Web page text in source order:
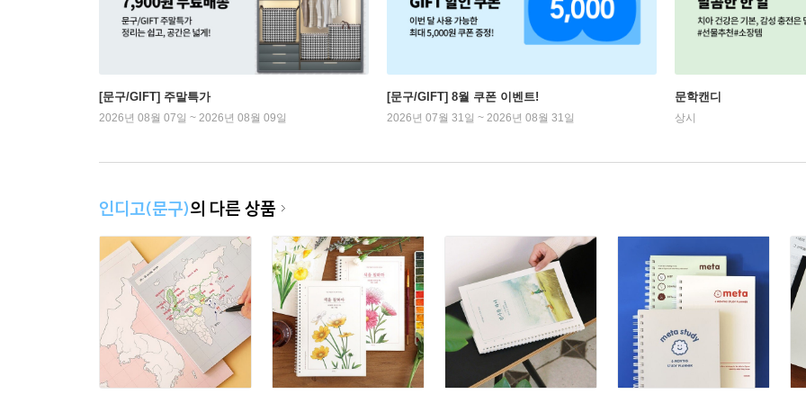
[문구/GIFT] 주말특가
2026년 08월 07일 ~ 2026년 08월 09일
[문구/GIFT] 8월 쿠폰 이벤트!
2026년 07월 31일 ~ 2026년 08월 31일
문학캔디
상시
인디고(문구)의 다른 상품